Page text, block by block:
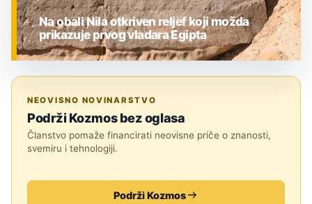
Na obali Nila otkriven reljef koji možda
prikazuje prvog vladara Egipta
NEOVISNO NOVINARSTVO
Podrži Kozmos bez oglasa
Članstvo pomaže financirati neovisne priče o znanosti,
svemiru i tehnologiji.
Podrži Kozmos